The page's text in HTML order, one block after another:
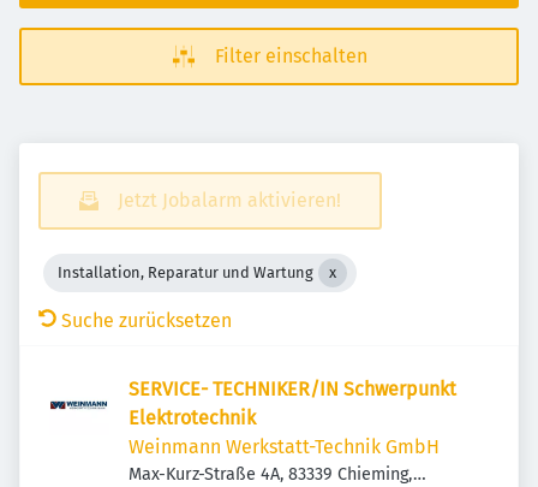
Filter einschalten
Jetzt Jobalarm aktivieren!
Installation, Reparatur und Wartung
Suche zurücksetzen
SERVICE- TECHNIKER/IN Schwerpunkt
Elektrotechnik
Weinmann Werkstatt-Technik GmbH
Max-Kurz-Straße 4A, 83339 Chieming,